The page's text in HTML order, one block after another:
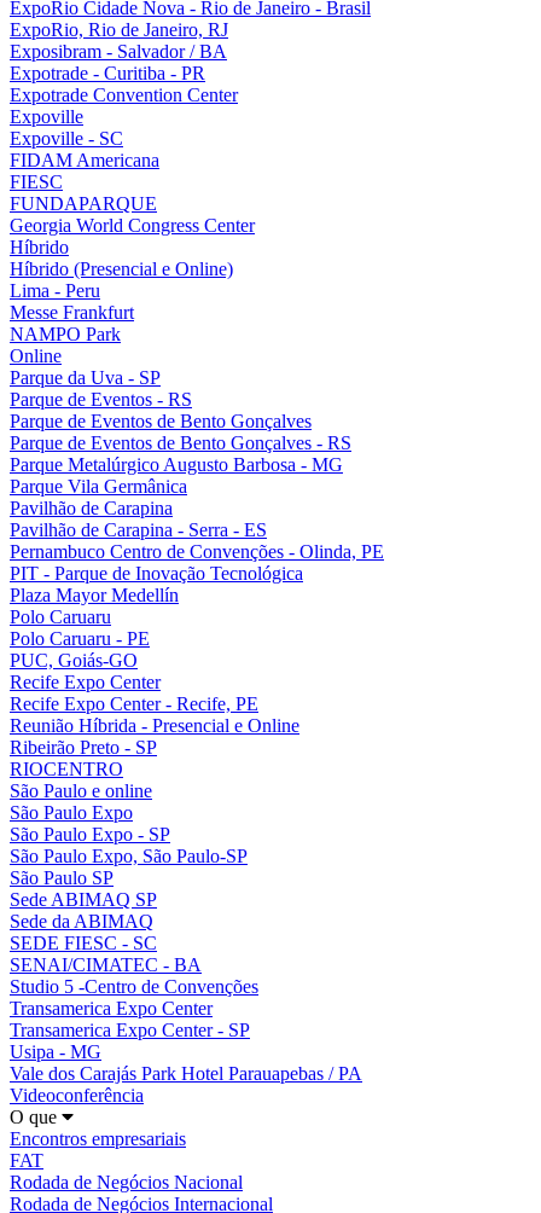
ExpoRio Cidade Nova - Rio de Janeiro - Brasil
ExpoRio, Rio de Janeiro, RJ
Exposibram - Salvador / BA
Expotrade - Curitiba - PR
Expotrade Convention Center
Expoville
Expoville - SC
FIDAM Americana
FIESC
FUNDAPARQUE
Georgia World Congress Center
Híbrido
Híbrido (Presencial e Online)
Lima - Peru
Messe Frankfurt
NAMPO Park
Online
Parque da Uva - SP
Parque de Eventos - RS
Parque de Eventos de Bento Gonçalves
Parque de Eventos de Bento Gonçalves - RS
Parque Metalúrgico Augusto Barbosa - MG
Parque Vila Germânica
Pavilhão de Carapina
Pavilhão de Carapina - Serra - ES
Pernambuco Centro de Convenções - Olinda, PE
PIT - Parque de Inovação Tecnológica
Plaza Mayor Medellín
Polo Caruaru
Polo Caruaru - PE
PUC, Goiás-GO
Recife Expo Center
Recife Expo Center - Recife, PE
Reunião Híbrida - Presencial e Online
Ribeirão Preto - SP
RIOCENTRO
São Paulo e online
São Paulo Expo
São Paulo Expo - SP
São Paulo Expo, São Paulo-SP
São Paulo SP
Sede ABIMAQ SP
Sede da ABIMAQ
SEDE FIESC - SC
SENAI/CIMATEC - BA
Studio 5 -Centro de Convenções
Transamerica Expo Center
Transamerica Expo Center - SP
Usipa - MG
Vale dos Carajás Park Hotel Parauapebas / PA
Videoconferência
O que
Encontros empresariais
FAT
Rodada de Negócios Nacional
Rodada de Negócios Internacional